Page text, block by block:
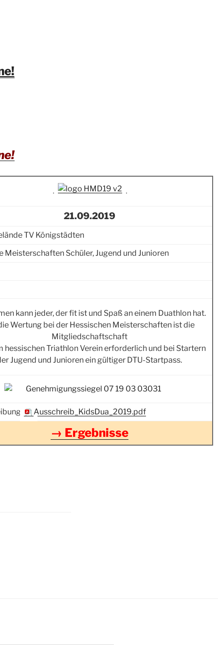
21.09.2019
TV Königstädten
Meisterschaften Schüler, Jugend und Junioren
kann jeder, der fit ist und Spaß an einem Duathlon hat.
Wertung bei der Hessischen Meisterschaften ist die
Mitgliedschaftschaft
hessischen Triathlon Verein erforderlich und bei Startern
Jugend und Junioren ein gültiger DTU-Startpass.
Ausschreib_KidsDua_2019.pdf
→ Ergebnisse